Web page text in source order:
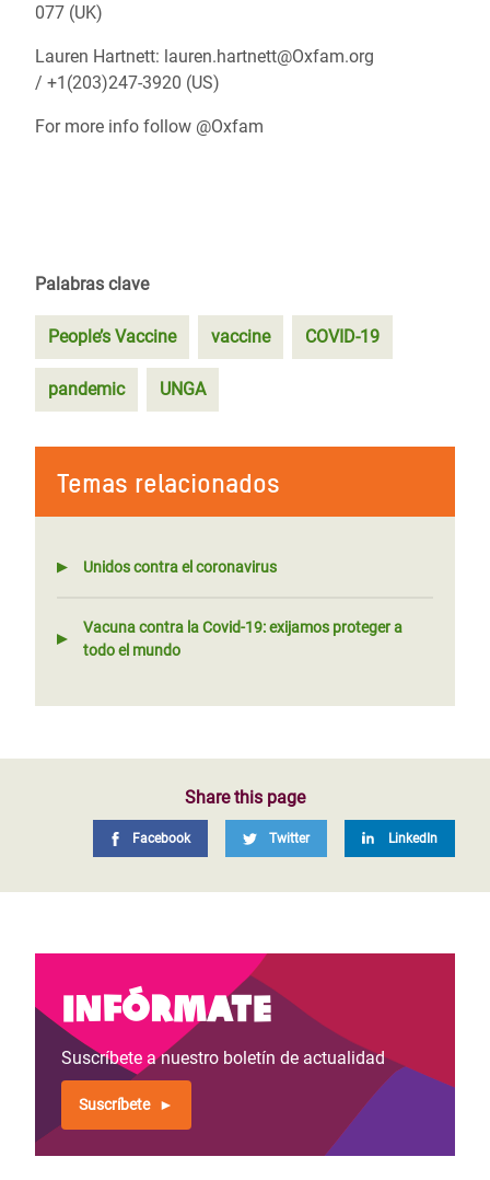
077 (UK)
Lauren Hartnett: lauren.hartnett@Oxfam.org
/ +1(203)247-3920 (US)
For more info follow @Oxfam
Palabras clave
People’s Vaccine vaccine COVID-19
pandemic UNGA
Temas relacionados
Unidos contra el coronavirus
Vacuna contra la Covid-19: exijamos proteger a
todo el mundo
Share this page
Facebook Twitter LinkedIn
Infórmate
Suscríbete a nuestro boletín de actualidad
Suscríbete